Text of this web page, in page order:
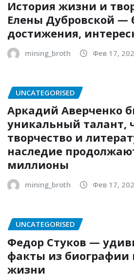
История жизни и
Елены Дубровской —
достижения,
mining_broth Фев 17,
UNCATEGORISED
Аркадий Аверченко
уникальный талант,
творчество и
наследие
миллионы
mining_broth Фев 17,
UNCATEGORISED
Федор Стуков —
факты из биографии
жизни